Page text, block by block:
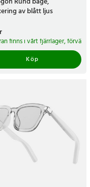
5-7 arbetsdagar
av blått ljus
kr
finns i vårt fjärrlager,
Köp